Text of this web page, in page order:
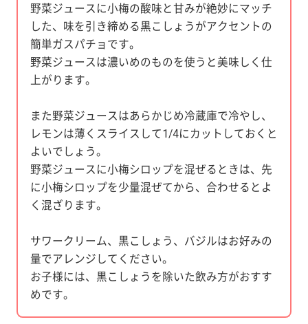
野菜ジュースに小梅の酸味と甘みが絶妙にマッチ
した、味を引き締める黒こしょうがアクセントの
簡単ガスパチョです。
野菜ジュースは濃いめのものを使うと美味しく仕
上がります。
また野菜ジュースはあらかじめ冷蔵庫で冷やし、
レモンは薄くスライスして1/4にカットしておくと
よいでしょう。
野菜ジュースに小梅シロップを混ぜるときは、先
に小梅シロップを少量混ぜてから、合わせるとよ
く混ざります。
サワークリーム、黒こしょう、バジルはお好みの
量でアレンジしてください。
お子様には、黒こしょうを除いた飲み方がおすす
めです。